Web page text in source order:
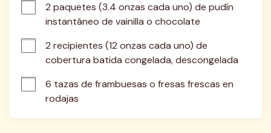
2 paquetes (3.4 onzas cada uno) de pudín
instantáneo de vainilla o chocolate
2 recipientes (12 onzas cada uno) de
cobertura batida congelada, descongelada
6 tazas de frambuesas o fresas frescas en
rodajas